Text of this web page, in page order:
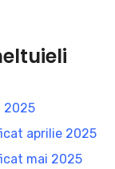
2025
aprilie 2025
mai 2025